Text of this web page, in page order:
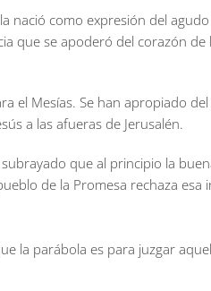
como expresión del
que se apoderó del corazón
el Mesías. Se han apropiado
a las afueras de Jerusalén.
que al principio la
de la Promesa rechaza
la parábola es para juzgar